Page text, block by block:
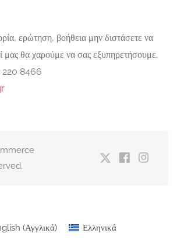
ερώτηση, βοήθεια μην διστάσετε να
μας θα χαρούμε να σας εξυπηρετήσουμε.
220 8466
(Αγγλικά) Ελληνικά